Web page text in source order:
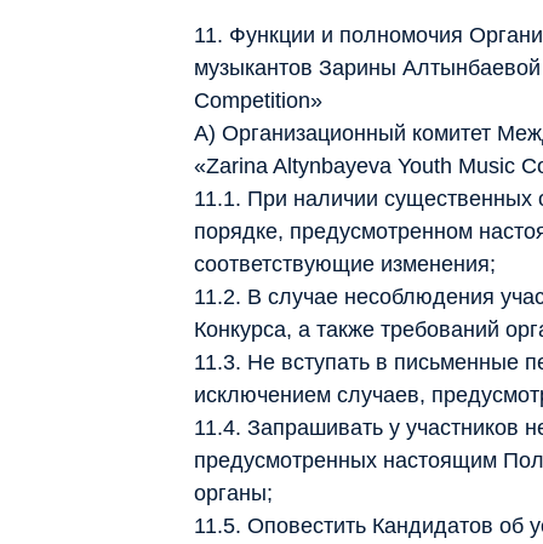
11. Функции и полномочия
музыкантов Зарины
Competition»
А) Организационный комитет
«Zarina Altynbayeva Youth Music
11.1. При наличии существенных
порядке, предусмотренном
соответствующие изменения;
11.2. В случае несоблюдения
Конкурса, а также требований
11.3. Не вступать в письменные
исключением случаев,
11.4. Запрашивать у участников
предусмотренных настоящим
органы;
11.5. Оповестить Кандидатов об